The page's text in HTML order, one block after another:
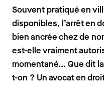
Souvent pratiqué en
disponibles, l’arrêt en
bien ancrée chez de
est-elle vraiment
momentané... Que dit
t-on ? Un avocat en